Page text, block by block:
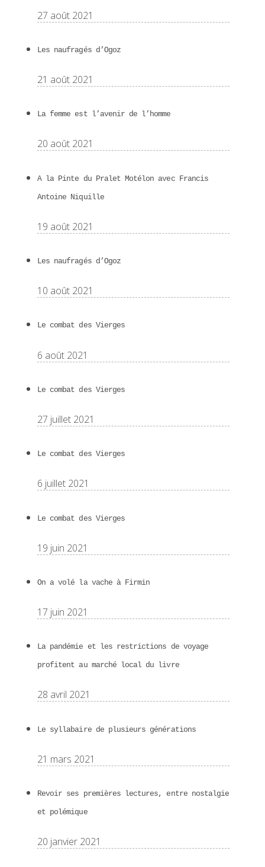
27 août 2021
Les naufragés d’Ogoz
21 août 2021
La femme est l’avenir de l’homme
20 août 2021
A la Pinte du Pralet Motélon avec Francis
Antoine Niquille
19 août 2021
Les naufragés d’Ogoz
10 août 2021
Le combat des Vierges
6 août 2021
Le combat des Vierges
27 juillet 2021
Le combat des Vierges
6 juillet 2021
Le combat des Vierges
19 juin 2021
On a volé la vache à Firmin
17 juin 2021
La pandémie et les restrictions de voyage
profitent au marché local du livre
28 avril 2021
Le syllabaire de plusieurs générations
21 mars 2021
Revoir ses premières lectures, entre nostalgie
et polémique
20 janvier 2021